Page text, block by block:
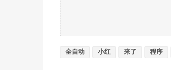
全自动 小红 来了 程序